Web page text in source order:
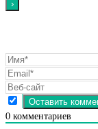
0 комментариев